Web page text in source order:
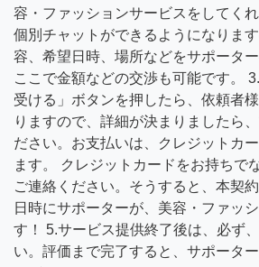
容・ファッションサービスをしてく
個別チャットができるようになりま
容、希望日時、場所などをサポータ
ここで金額などの交渉も可能です。
受ける」ボタンを押したら、依頼者
りますので、詳細が決まりましたら
ださい。お支払いは、クレジットカ
ます。 クレジットカードをお持ちで
ご連絡ください。そうすると、本契
日時にサポーターが、美容・ファッ
す！ 5.サービス提供終了後は、必ず
い。評価まで完了すると、サポータ